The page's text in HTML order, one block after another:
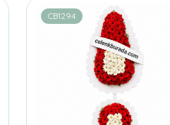
CB1294